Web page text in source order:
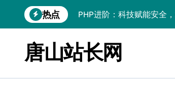
到
热点
PHP进阶：科技赋能安全
PHP进阶：科技赋能，深
云安全护航传媒数据新趋势
唐山站长网